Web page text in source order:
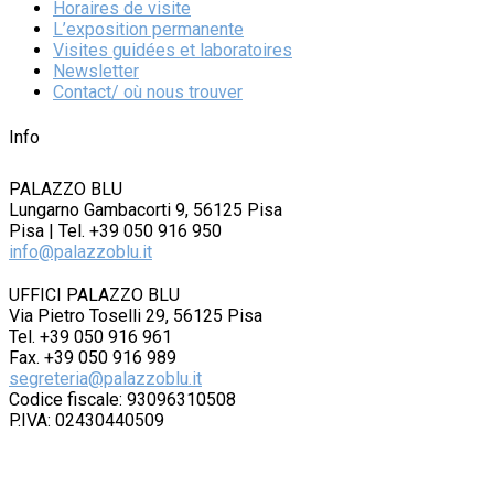
Horaires de visite
L’exposition permanente
Visites guidées et laboratoires
Newsletter
Contact/ où nous trouver
Info
PALAZZO BLU
Lungarno Gambacorti 9, 56125 Pisa
Pisa | Tel. +39 050 916 950
info@palazzoblu.it
UFFICI PALAZZO BLU
Via Pietro Toselli 29, 56125 Pisa
Tel. +39 050 916 961
Fax. +39 050 916 989
segreteria@palazzoblu.it
Codice fiscale: 93096310508
P.IVA: 02430440509